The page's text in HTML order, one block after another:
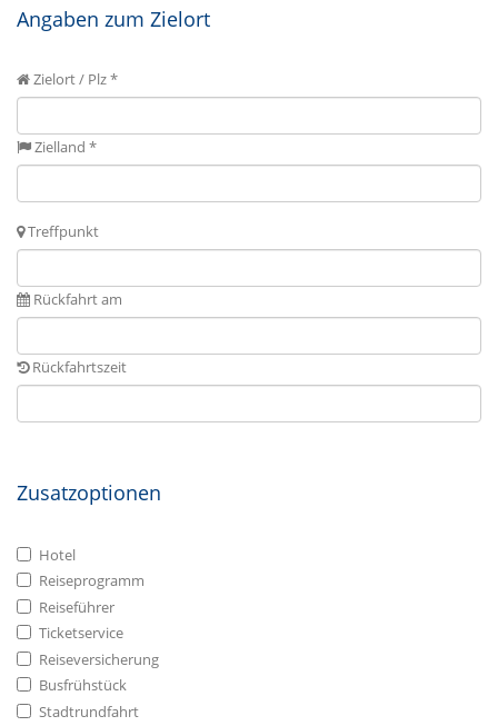
Angaben zum Zielort
Zielort / Plz *
Zielland *
Treffpunkt
Rückfahrt am
Rückfahrtszeit
Zusatzoptionen
Hotel
Reiseprogramm
Reiseführer
Ticketservice
Reiseversicherung
Busfrühstück
Stadtrundfahrt